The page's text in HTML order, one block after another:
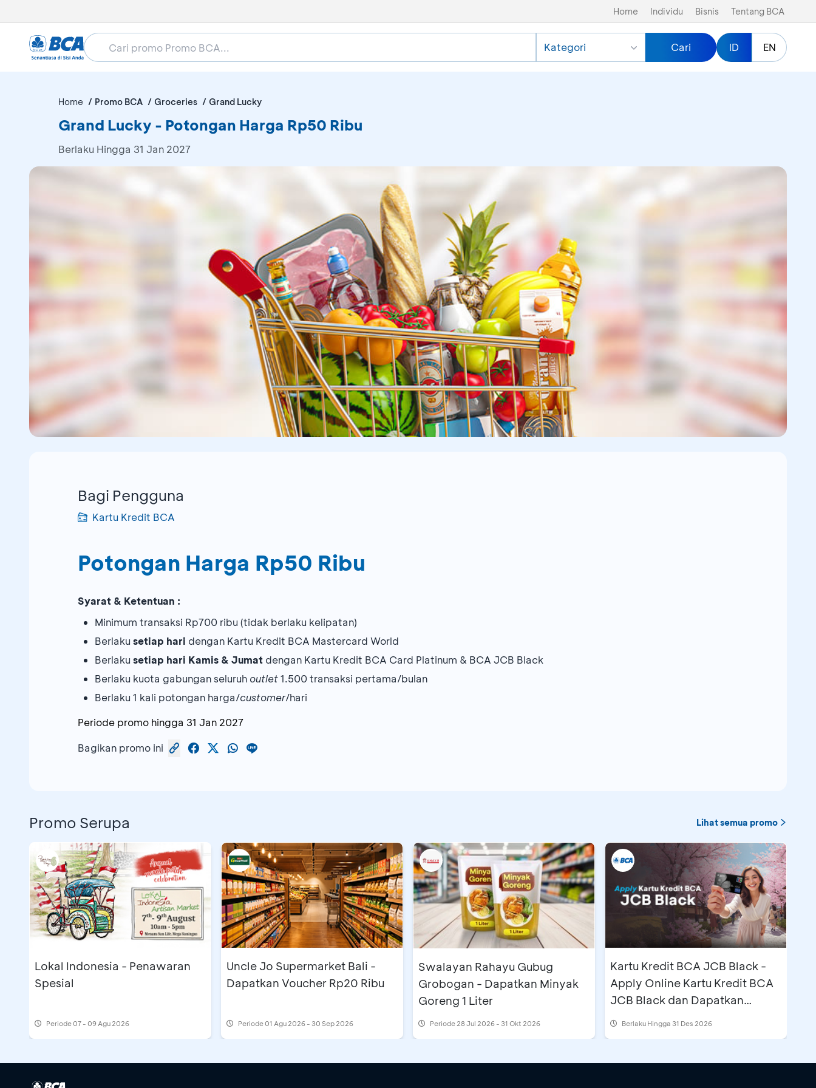
Home Individu Bisnis Tentang BCA
Kategori Cari ID EN
Home Promo BCA Groceries Grand Lucky
Grand Lucky - Potongan Harga Rp50 Ribu
Berlaku Hingga 31 Jan 2027
Bagi Pengguna
Kartu Kredit BCA
Potongan Harga Rp50 Ribu
Syarat & Ketentuan :
Minimum transaksi Rp700 ribu (tidak berlaku kelipatan)
Berlaku setiap hari dengan Kartu Kredit BCA Mastercard World
Berlaku setiap hari Kamis & Jumat dengan Kartu Kredit BCA Card Platinum & BCA JCB Black
Berlaku kuota gabungan seluruh outlet1.500 transaksi pertama/bulan
Berlaku 1 kali potongan harga/customer/hari
Periode promo hingga 31 Jan 2027
Bagikan promo ini
Promo Serupa Lihat semua promo
Lokal Indonesia - Penawaran
Spesial
Periode07 - 09 Agu 2026
Uncle Jo Supermarket Bali -
Dapatkan Voucher Rp20 Ribu
Periode01 Agu 2026 - 30 Sep 2026
Swalayan Rahayu Gubug
Grobogan - Dapatkan Minyak
Goreng 1 Liter
Periode 28 Jul 2026 - 31 Okt 2026
Kartu Kredit BCA JCB Black -
Apply Online Kartu Kredit BCA
JCB Black dan Dapatkan
Cashback Rp500 Ribu
Berlaku Hingga 31 Des 2026